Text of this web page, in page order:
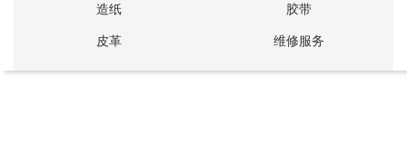
造纸 胶带
皮革 维修服务